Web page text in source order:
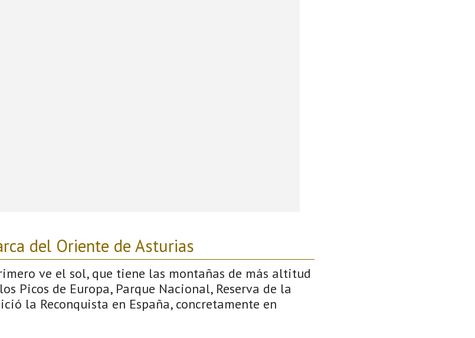
del Oriente de Asturias
ve el sol, que tiene las montañas de más altitud
Picos de Europa, Parque Nacional, Reserva de la
la Reconquista en España, concretamente en